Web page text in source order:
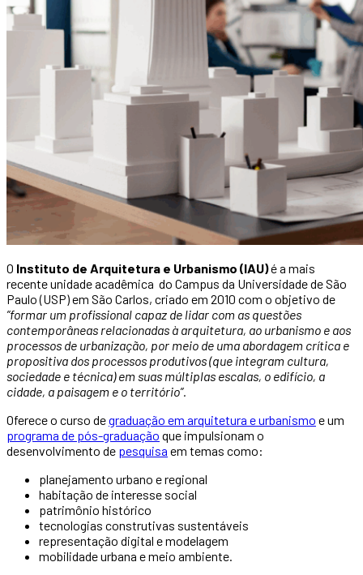
O Instituto de Arquitetura e Urbanismo (IAU)é a mais
recente unidade acadêmica do Campus da Universidade de São
Paulo (USP) em São Carlos, criado em 2010 com o objetivo de
”formar um profissional capaz de lidar com as questões
contemporâneas relacionadas à arquitetura, ao urbanismo e aos
processos de urbanização, por meio de uma abordagem crítica e
propositiva dos processos produtivos (que integram cultura,
sociedade e técnica) em suas múltiplas escalas, o edifício, a
cidade, a paisagem e o território”.
Oferece o curso degraduação em arquitetura e urbanismo e um
programa de pós-graduação que impulsionam o
desenvolvimento de pesquisa em temas como:
planejamento urbano e regional
habitação de interesse social
patrimônio histórico
tecnologias construtivas sustentáveis
representação digital e modelagem
mobilidade urbana e meio ambiente.